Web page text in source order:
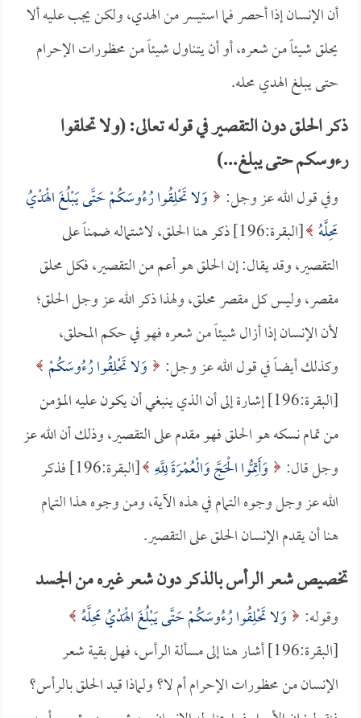
أن الإنسان إذا أحصر فما استيسر من الهدي، ولكن يجب عليه ألا
يحلق شيئاً من شعره، أو أن يتناول شيئاً من محظورات الإحرام
حتى يبلغ الهدي محله.
ذكر الحلق دون التقصير في قوله تعالى: (ولا تحلقوا
رءوسكم حتى يبلغ...)
وفي قول الله عز وجل:
وَلا تَحْلِقُوا رُءُوسَكُمْ حَتَّى يَبْلُغَ الْهَدْيُ
مَحِلَّهُ
[البقرة:196] ذكر هنا الحلق، لاشتماله ضمناً على
التقصير، وقد يقال: إن الحلق هو أعم من التقصير، فكل محلق
مقصر، وليس كل مقصر محلق، ولهذا ذكر الله عز وجل الحلق؛
لأن الإنسان إذا أزال شيئاً من شعره فهو في حكم المحلق،
وكذلك أيضاً في قول الله عز وجل:
وَلا تَحْلِقُوا رُءُوسَكُمْ
[البقرة:196] إشارة إلى أن الذي ينبغي أن يكون عليه المؤمن
من تمام نسكه هو الحلق فهو مقدم على التقصير، وذلك أن الله عز
وجل قال:
وَأَتِمُّوا الْحَجَّ وَالْعُمْرَةَ لِلَّهِ
[البقرة:196] فذكر
الله عز وجل وجوه التمام في هذه الآية، ومن وجوه هذا التمام
هنا أن يقدم الإنسان الحلق على التقصير.
تخصيص شعر الرأس بالذكر دون شعر غيره من الجسد
وقوله:
وَلا تَحْلِقُوا رُءُوسَكُمْ حَتَّى يَبْلُغَ الْهَدْيُ مَحِلَّهُ
[البقرة:196] أشار هنا إلى مسألة الرأس، فهل بقية شعر
الإنسان من محظورات الإحرام أم لا؟ ولماذا قيد الحلق بالرأس؟